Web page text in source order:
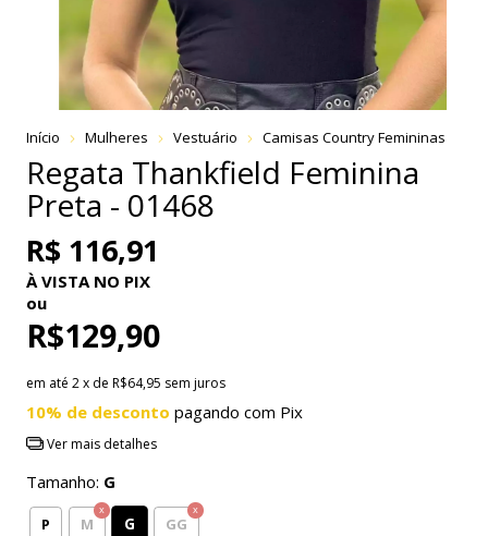
Início Mulheres Vestuário Camisas Country Femininas
Regata Thankfield Feminina
Preta - 01468
R$ 116,91
À VISTA NO PIX
ou
R$129,90
em até 2x de R$64,95 sem juros
10% de desconto pagando com Pix
Ver mais detalhes
Tamanho: G
P M G GG